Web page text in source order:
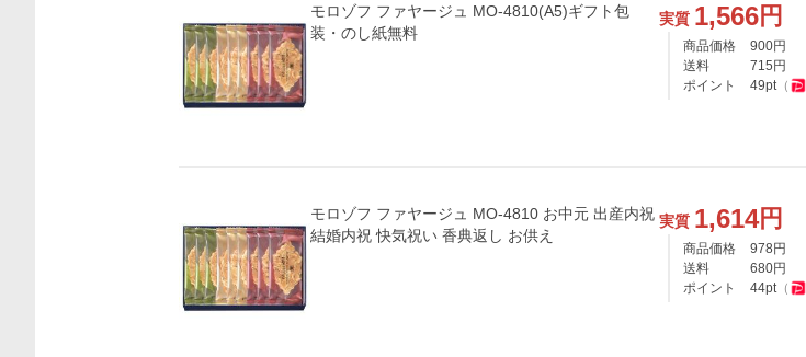
モロゾフ ファヤージュ MO-4810(A5)ギフト包
装・のし紙無料
実質 1,566円
商品価格 900円
送料
715 円
ポイント
49pt（
モロゾフ ファヤージュ MO-4810 お中元 出産内祝
結婚内祝 快気祝い 香典返し お供え
実質 1,614円
商品価格 978 円
送料
680円
ポイント
44pt（